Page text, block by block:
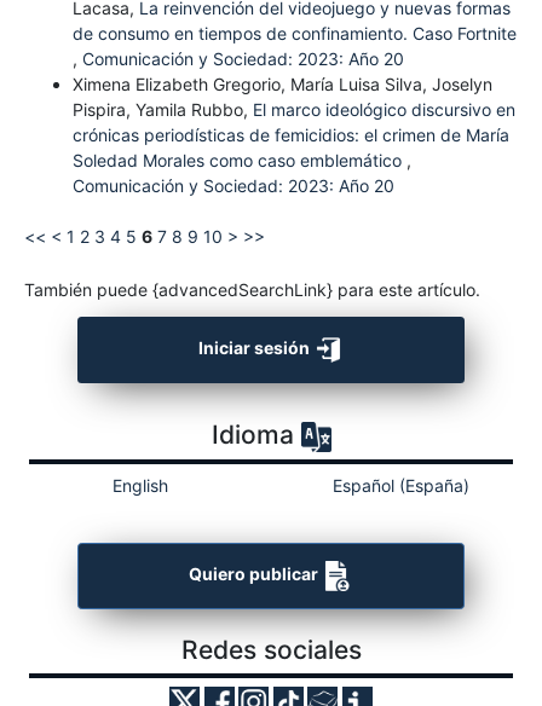
Lacasa, La reinvención del videojuego y nuevas formas
de consumo en tiempos de confinamiento. Caso Fortnite
, Comunicación y Sociedad: 2023: Año 20
Ximena Elizabeth Gregorio, María Luisa Silva, Joselyn
Pispira, Yamila Rubbo, El marco ideológico discursivo en
crónicas periodísticas de femicidios: el crimen de María
Soledad Morales como caso emblemático ,
Comunicación y Sociedad: 2023: Año 20
<< < 1 2 3 4 5 6 7 8 9 10 > >>
También puede {advancedSearchLink} para este artículo.
Iniciar sesión
Idioma
English Español (España)
Quiero publicar
Redes sociales